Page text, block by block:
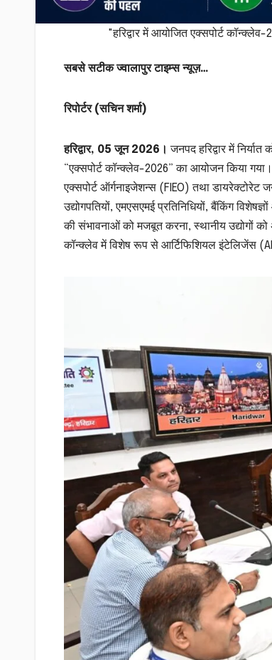
"हरिद्वार में आयोजित एक्सपोर्ट कॉन्क्लेव-
सबसे सटीक ज्वालापुर टाइम्स न्यूज़…
रिपोर्टर (सचिन शर्मा)
हरिद्वार, 05 जून 2026। जनपद हरिद्वार में
“एक्सपोर्ट कॉन्क्लेव-2026” का आयोजन किया
एक्सपोर्ट ऑर्गनाइजेशन्स (FIEO) तथा
उद्योगपतियों, एमएसएमई प्रतिनिधियों, बैंकिंग
की संभावनाओं को मजबूत करना, स्थानीय उद्योगों को
कॉन्क्लेव में विशेष रूप से आर्टिफिशियल इंटेलिजेंस